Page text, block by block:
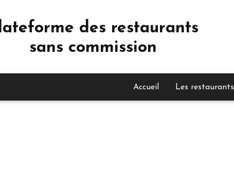
des restaurants
sans commission
Accueil Les restaurants